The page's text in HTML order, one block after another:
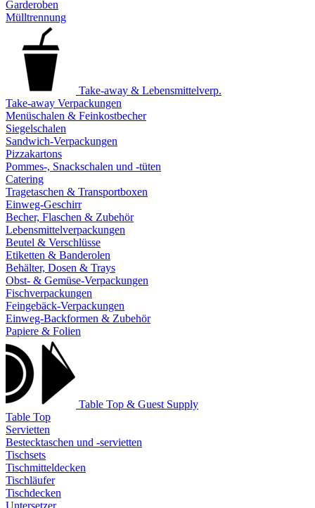
Garderoben
Mülltrennung
Take-away & Lebensmittelverp.
Take-away Verpackungen
Menüschalen & Feinkostbecher
Siegelschalen
Sandwich-Verpackungen
Pizzakartons
Pommes-, Snackschalen und -tüten
Catering
Tragetaschen & Transportboxen
Einweg-Geschirr
Becher, Flaschen & Zubehör
Lebensmittelverpackungen
Beutel & Verschlüsse
Etiketten & Banderolen
Behälter, Dosen & Trays
Obst- & Gemüse-Verpackungen
Fischverpackungen
Feingebäck-Verpackungen
Einweg-Backformen & Zubehör
Papiere & Folien
Table Top & Guest Supply
Table Top
Servietten
Bestecktaschen und -servietten
Tischsets
Tischmitteldecken
Tischläufer
Tischdecken